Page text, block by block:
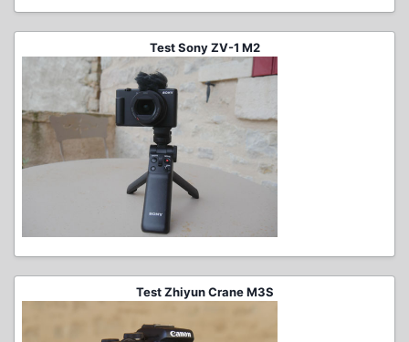
Test Sony ZV-1 M2
Test Zhiyun Crane M3S